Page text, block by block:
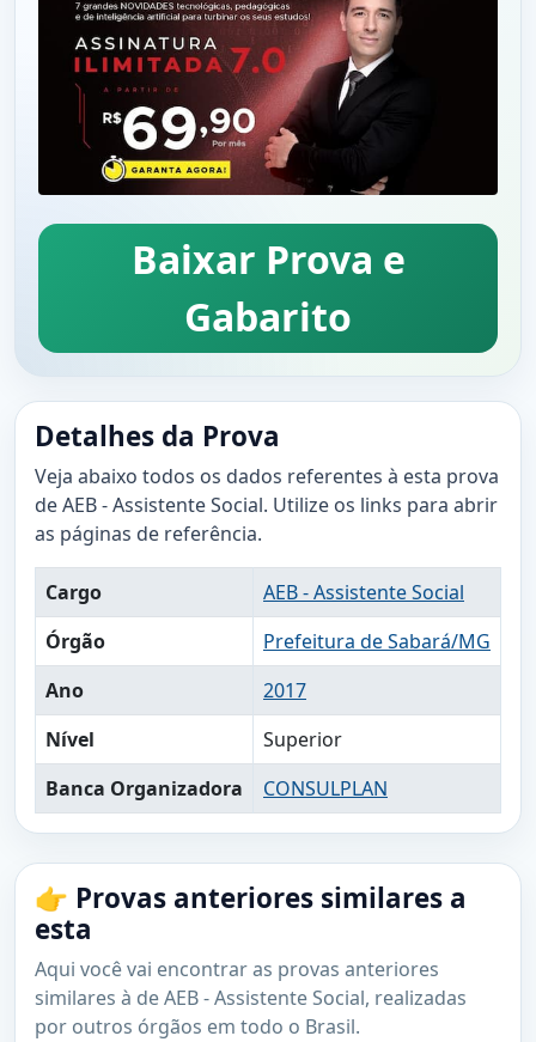
Baixar Prova e
Gabarito
Detalhes da Prova
Veja abaixo todos os dados referentes à esta prova
de AEB - Assistente Social. Utilize os links para abrir
as páginas de referência.
Cargo
AEB - Assistente Social
Órgão
Prefeitura de Sabará/MG
Ano
2017
Nível
Superior
Banca Organizadora
CONSULPLAN
👉 Provas anteriores similares a
esta
Aqui você vai encontrar as provas anteriores
similares à de AEB - Assistente Social, realizadas
por outros órgãos em todo o Brasil.